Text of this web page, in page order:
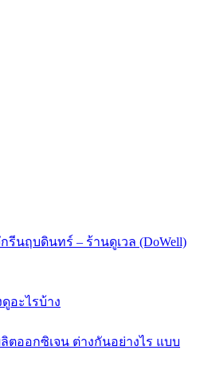
นฤบดินทร์ – ร้านดูเวล (DoWell)
อะไรบ้าง
ตออกซิเจน ต่างกันอย่างไร แบบ